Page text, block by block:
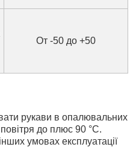
От -50 до +50
рукави в опалювальних
до плюс 90 °C.
умовах експлуатації